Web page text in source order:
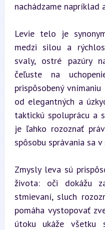
nachádzame napríklad
Levie telo je
medzi silou a
svaly, ostré pazúry
čeľuste na
prispôsobený
od elegantných a
taktickú spoluprácu a
je ľahko rozoznať
spôsobu správania sa v
Zmysly leva sú
života: oči dokážu
stmievaní, sluch
pomáha vystopovať
útoku ukáže všetku